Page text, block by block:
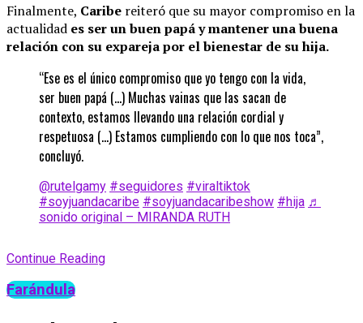
Finalmente, Caribe reiteró que su mayor compromiso en la
actualidad es ser un buen papá y mantener una buena
relación con su expareja por el bienestar de su hija.
“Ese es el único compromiso que yo tengo con la vida,
ser buen papá (…) Muchas vainas que las sacan de
contexto, estamos llevando una relación cordial y
respetuosa (…) Estamos cumpliendo con lo que nos toca”,
concluyó.
@rutelgamy #seguidores #viraltiktok
#soyjuandacaribe #soyjuandacaribeshow #hija ♬
sonido original – MIRANDA RUTH
Continue Reading
Farándula